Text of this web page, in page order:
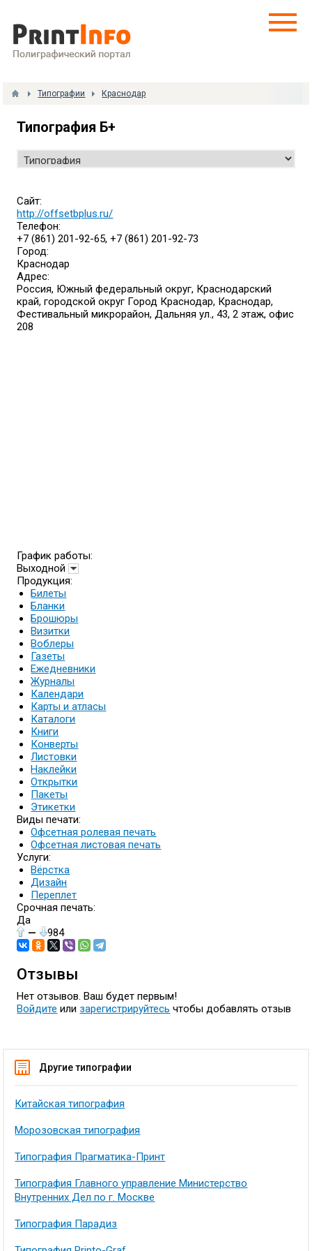
Типографии Краснодар
Типография Б+
Сайт:
http://offsetbplus.ru/
Телефон:
+7 (861) 201-92-65, +7 (861) 201-92-73
Город:
Краснодар
Адрес:
Россия, Южный федеральный округ, Краснодарский
край, городской округ Город Краснодар, Краснодар,
Фестивальный микрорайон, Дальняя ул., 43, 2 этаж, офис
208
График работы:
Выходной
Продукция:
Билеты
Бланки
Брошюры
Визитки
Воблеры
Газеты
Ежедневники
Журналы
Календари
Карты и атласы
Каталоги
Книги
Конверты
Листовки
Наклейки
Открытки
Пакеты
Этикетки
Виды печати:
Офсетная ролевая печать
Офсетная листовая печать
Услуги:
Вёрстка
Дизайн
Переплет
Срочная печать:
Да
—
984
Отзывы
Нет отзывов. Ваш будет первым!
Войдите или зарегистрируйтесь чтобы добавлять отзыв
Другие типографии
Китайская типография
Морозовская типография
Типография Прагматика-Принт
Типография Главного управление Министерство
Внутренних Дел по г. Москве
Типография Парадиз